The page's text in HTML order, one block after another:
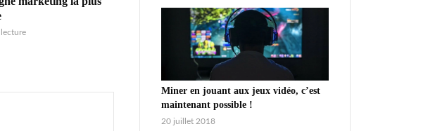
Miner en jouant aux jeux vidéo, c’est
maintenant possible !
20 juillet 2018